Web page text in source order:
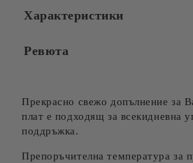
Характеристики
Ревюта
Прекрасно свежо допълнение за
плат е подходящ за всекидневна
поддръжка.
Препоръчителна температура за